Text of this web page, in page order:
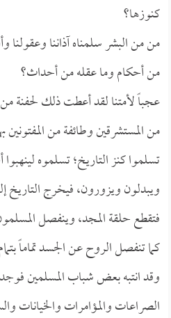
كنوزها؟
من من البشر سلمناه آذاننا وعقولنا
من أحكام وما عقله من أحداث؟
عجباً لأمتنا لقد أعطت ذلك لحفنة
من المستشرقين وطائفة من المفتونين
تسلموا كنز التاريخ؛ تسلموه
ويبدلون ويزورون، فيخرج التاريخ
فتقطع حلقة المجد، وينفصل
كما تنفصل الروح عن الجسد تماماً
وقد انتبه بعض شباب المسلمين
الصراعات والمؤامرات